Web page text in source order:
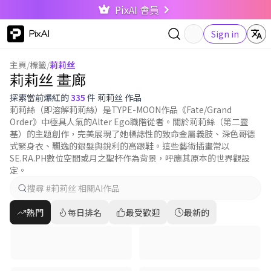
PixAI 會員
PixAI Sign in
主頁/標籤/莉莉丝
莉莉丝 畫廊
探索當前爆紅的335 件 莉莉丝 作品
莉莉絲（即溶解莉莉絲）是TYPE-MOON作品《Fate/Grand
Order》中極具人氣的Alter Ego職階從者。關於莉莉絲（第二靈
基）的主題創作，完美展現了她標誌性的致命金屬義肢、深色哥德
式緊身衣、飄逸的銀髮與銳利的高跟鞋。這些藝術插畫常以
SE.RA.PH數位空間或月之聖杯作為背景，呼應其原本的世界觀設
定。
熱門 每日排名 最受歡迎 最新的